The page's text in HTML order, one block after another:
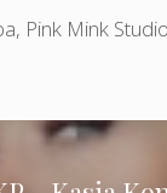
, Pink Mink Studio